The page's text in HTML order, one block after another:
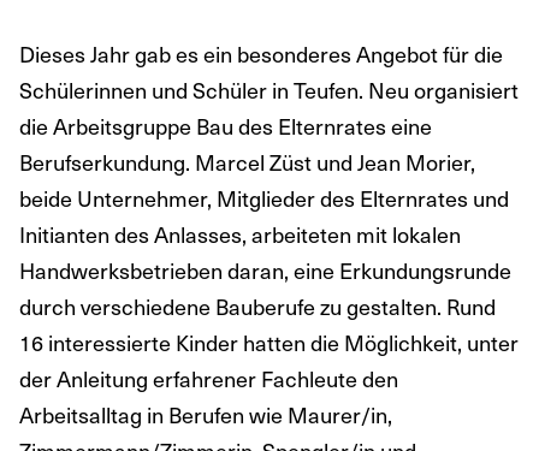
Dieses Jahr gab es ein besonderes Angebot für die
Schülerinnen und Schüler in Teufen. Neu organisiert
die Arbeitsgruppe Bau des Elternrates eine
Berufserkundung. Marcel Züst und Jean Morier,
beide Unternehmer, Mitglieder des Elternrates und
Initianten des Anlasses, arbeiteten mit lokalen
Handwerksbetrieben daran, eine Erkundungsrunde
durch verschiedene Bauberufe zu gestalten. Rund
16 interessierte Kinder hatten die Möglichkeit, unter
der Anleitung erfahrener Fachleute den
Arbeitsalltag in Berufen wie Maurer/in,